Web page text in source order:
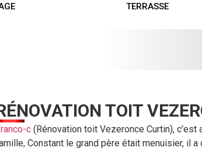
TERRASSE
TOIT
c (Rénovation toit Vezeronce Curtin), c’est
Constant le grand père était menuisier, il